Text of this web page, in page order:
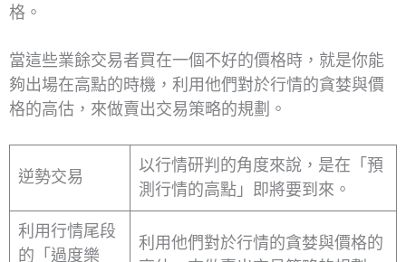
格。
當這些業餘交易者買在一個不好的價格時，就是你能
夠出場在高點的時機，利用他們對於行情的貪婪與價
格的高估，來做賣出交易策略的規劃。
逆勢交易
以行情研判的角度來說，是在「預
測行情的高點」即將要到來。
利用行情尾段
的「過度樂
利用他們對於行情的貪婪與價格的